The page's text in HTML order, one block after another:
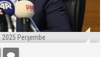
Perşembe